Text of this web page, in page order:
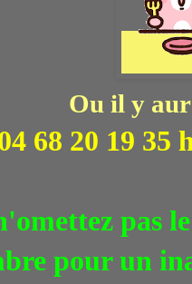
Ou il y
68 20 19
pas
pour un